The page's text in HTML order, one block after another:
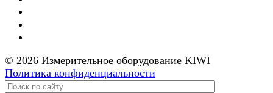
© 2026 Измерительное оборудование KIWI
Политика конфиденциальности